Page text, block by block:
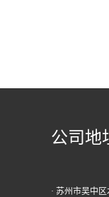
公司地
· 苏州市吴中